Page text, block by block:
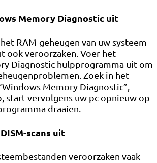
Memory Diagnostic uit
RAM-geheugen van uw systeem
ook veroorzaken. Voer het
Diagnostic-hulpprogramma uit om
Zoek in het
Memory Diagnostic”,
start vervolgens uw pc opnieuw op
draaien.
scans uit
veroorzaken vaak